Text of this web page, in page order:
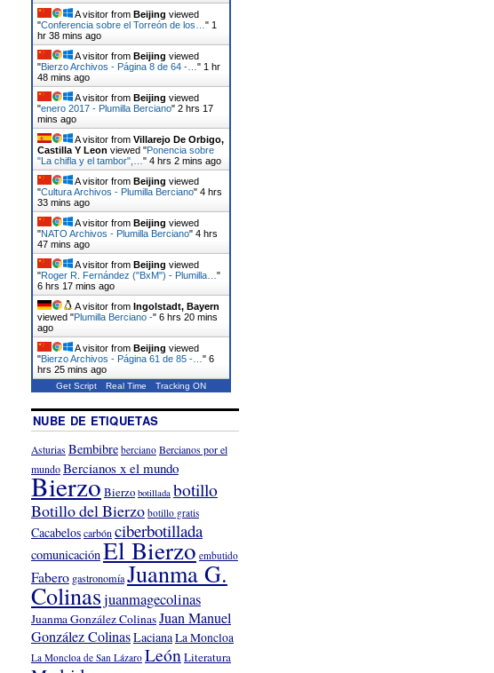
A visitor from Beijing viewed
"Conferencia sobre el Torreón de los… " 1
hr 39 mins ago
A visitor from Beijing viewed
"Bierzo Archivos - Página 8 de 64 -… " 1 hr
48 mins ago
A visitor from Beijing viewed
"enero 2017 - Plumilla Berciano" 2 hrs 17
mins ago
A visitor from Villarejo De Orbigo,
Castilla Y Leon viewed "Ponencia sobre
"La chifla y el tambor",… " 4 hrs 2 mins ago
A visitor from Beijing viewed
"Cultura Archivos - Plumilla Berciano" 4 hrs
33 mins ago
A visitor from Beijing viewed
"NATO Archivos - Plumilla Berciano" 4 hrs
47 mins ago
A visitor from Beijing viewed
"Roger R. Fernández ("BxM") - Plumilla… "
6 hrs 17 mins ago
A visitor from Ingolstadt, Bayern
viewed "Plumilla Berciano -" 6 hrs 20 mins
ago
A visitor from Beijing viewed
"Bierzo Archivos - Página 61 de 85 -… " 6
hrs 25 mins ago
Get Script Real Time Tracking ON
NUBE DE ETIQUETAS
Asturias Bembibre berciano Bercianos por el
mundoBercianos x el mundo
BierzoBierzo botillada botillo
Botillo del Bierzo botillo gratis
Cacabeloscarbón ciberbotillada
comunicaciónEl Bierzo embutido
Fabero gastronomíaJuanma G.
Colinasjuanmagecolinas
Juanma González ColinasJuan Manuel
González ColinasLacianaLa Moncloa
La Moncloa de San Lázaro LeónLiteratura